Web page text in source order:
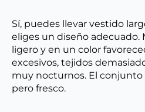
Sí, puedes llevar vestido
eliges un diseño adecuado.
ligero y en un color
excesivos, tejidos
muy nocturnos. El
pero fresco.